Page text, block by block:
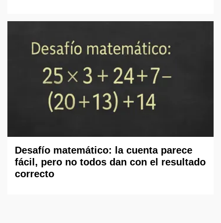
Desafío matemático: la cuenta parece
fácil, pero no todos dan con el resultado
correcto